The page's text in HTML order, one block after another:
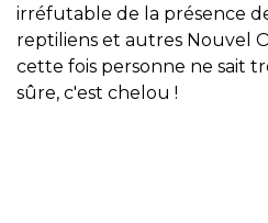
irréfutable de la présence
reptiliens et autres Nouvel
cette fois personne ne sait
sûre, c'est chelou !